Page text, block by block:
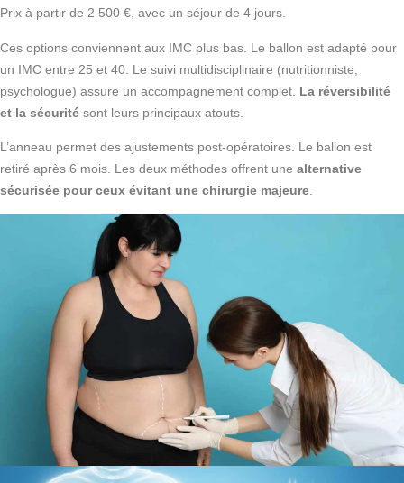
Prix à partir de 2 500 €, avec un séjour de 4 jours.
Ces options conviennent aux IMC plus bas. Le ballon est adapté pour
un IMC entre 25 et 40. Le suivi multidisciplinaire (nutritionniste,
psychologue) assure un accompagnement complet. La réversibilité
et la sécurité sont leurs principaux atouts.
L’anneau permet des ajustements post-opératoires. Le ballon est
retiré après 6 mois. Les deux méthodes offrent une alternative
sécurisée pour ceux évitant une chirurgie majeure